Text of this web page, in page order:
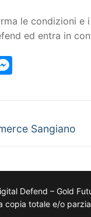
le condizioni e
ed entra in
Sangiano
Defend – Gold
copia totale e/o